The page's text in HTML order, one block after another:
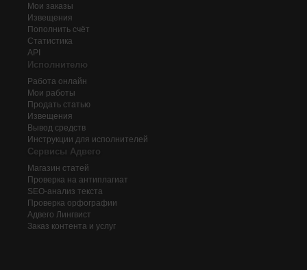
Мои заказы
Извещения
Пополнить счёт
Статистика
API
Исполнителю
Работа онлайн
Мои работы
Продать статью
Извещения
Вывод средств
Инструкции для исполнителей
Сервисы Адвего
Магазин статей
Проверка на антиплагиат
SEO-анализ текста
Проверка орфографии
Адвего Лингвист
Заказ контента и услуг